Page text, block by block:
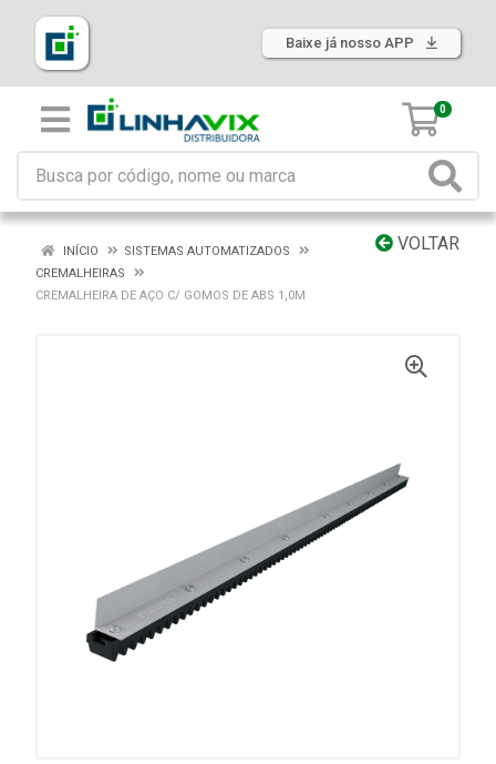
Baixe já nosso APP
0
VOLTAR
INÍCIO
SISTEMAS AUTOMATIZADOS
CREMALHEIRAS
CREMALHEIRA DE AÇO C/ GOMOS DE ABS 1,0M